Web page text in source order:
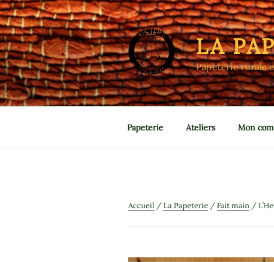
Aller
au
contenu
principal
LA
Papeterie rurale
Papeterie Ateliers Mon
Accueil /La Papeterie /Fait main /